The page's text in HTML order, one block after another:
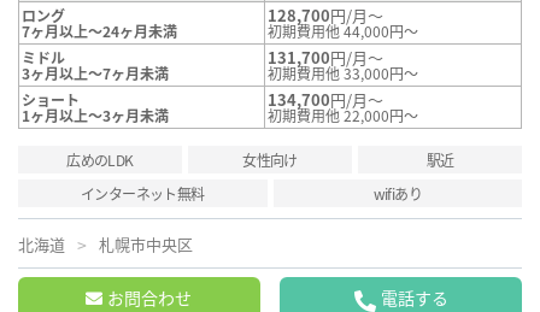
ロング
7ヶ月以上～24ヶ月未満
128,700円/月～
初期費用他 44,000円～
ミドル
3ヶ月以上～7ヶ月未満
131,700円/月～
初期費用他 33,000円～
ショート
1ヶ月以上～3ヶ月未満
134,700円/月～
初期費用他 22,000円～
広めのLDK 女性向け
駅近
インターネット無料
wifiあり
北海道 札幌市中央区
お問合わせ 電話する